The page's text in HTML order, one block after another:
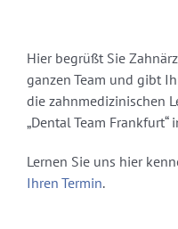
Hier begrüßt Sie
ganzen Team und gibt
die zahnmedizinischen
„Dental Team Frankfurt“
Lernen Sie uns hier
Ihren Termin.